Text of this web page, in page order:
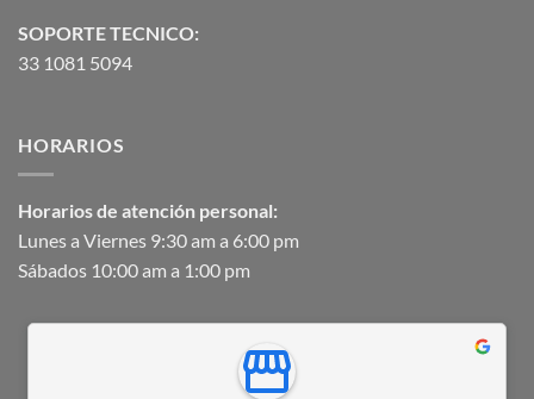
SOPORTE TECNICO:
33 1081 5094
HORARIOS
Horarios de atención personal:
Lunes a Viernes 9:30 am a 6:00 pm
Sábados 10:00 am a 1:00 pm